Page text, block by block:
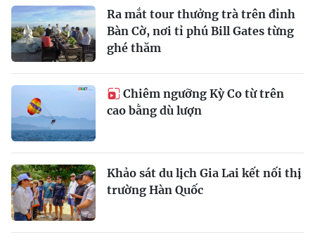
Ra mắt tour thưởng trà trên đỉnh
Bàn Cờ, nơi tỉ phú Bill Gates từng
ghé thăm
Chiêm ngưỡng Kỳ Co từ trên
cao bằng dù lượn
Khảo sát du lịch Gia Lai kết nối thị
trường Hàn Quốc